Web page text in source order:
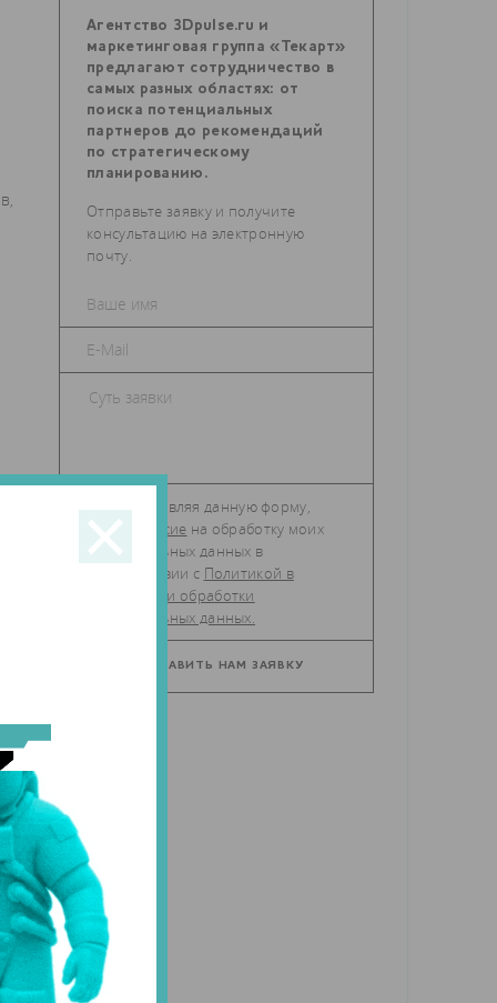
Агентство 3Dpulse.ru и
маркетинговая группа «Текарт»
предлагают сотрудничество в
самых разных областях: от
поиска потенциальных
партнеров до рекомендаций
по стратегическому
планированию.
Отправьте заявку и получите
консультацию на электронную
почту.
Отправляя данную форму,
даю
согласие
персональных данных в
соответствии с Политикой в
отношении обработки
персональных данных.